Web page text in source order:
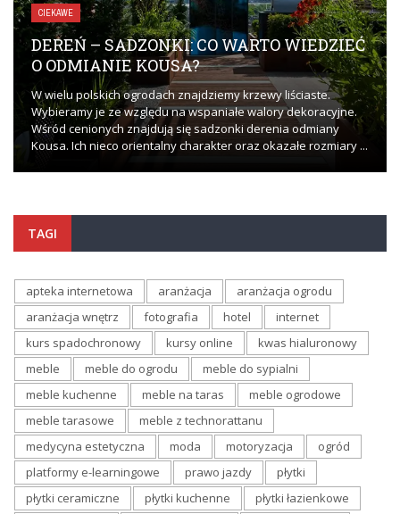
CIEKAWE
DEREŃ – SADZONKI: CO WARTO WIEDZIEĆ
O ODMIANIE KOUSA?
W wielu polskich ogrodach znajdziemy krzewy liściaste.
Wybieramy je ze względu na wspaniałe walory dekoracyjne.
Wśród cenionych znajdują się sadzonki derenia odmiany
Kousa. Ich nieco orientalny charakter oraz okazałe rozmiary ...
TAGI
apteka internetowa aranżacja
aranżacja ogrodu
aranżacja wnętrz
fotografia hotel
internet
kurs spadochronowy
kursy online
kwas hialuronowy
meble
meble do ogrodu
meble do sypialni
meble kuchenne
meble na taras
meble ogrodowe
meble tarasowe
meble z technorattanu
medycyna estetyczna
moda motoryzacja
ogród
platformy e-learningowe
prawo jazdy
płytki
płytki ceramiczne
płytki kuchenne
płytki łazienkowe